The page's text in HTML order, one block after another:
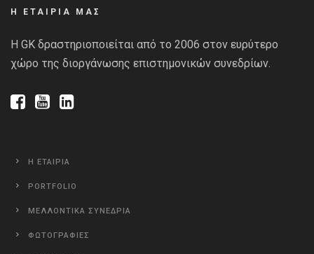
Η ΕΤΑΙΡΙΑ ΜΑΣ
Η GK δραστηριοποιείται από το 2006 στον ευρύτερο
χώρο της διοργάνωσης επιστημονικών συνεδρίων.
Η ΕΤΑΙΡΙΑ
PORTFOLIO
ΜΕΛΛΟΝΤΙΚΑ ΣΥΝΕΔΡΙΑ
ΦΩΤΟΓΡΑΦΙΕΣ